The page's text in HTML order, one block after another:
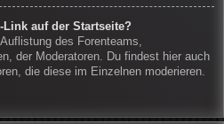
Link auf der Startseite?
des Forenteams,
der Moderatoren. Du findest hier auch
die diese im Einzelnen moderieren.